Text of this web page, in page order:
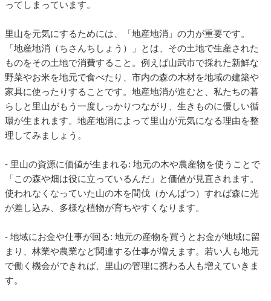
ってしまっています。
里山を元気にするためには、「地産地消」の力が重要です。
「地産地消（ちさんちしょう）」とは、その土地で生産された
ものをその土地で消費すること。例えば山武市で採れた新鮮な
野菜やお米を地元で食べたり、市内の森の木材を地域の建築や
家具に使ったりすることです。地産地消が進むと、私たちの暮
らしと里山がもう一度しっかりつながり、生きものに優しい循
環が生まれます。地産地消によって里山が元気になる理由を整
理してみましょう。
- 里山の資源に価値が生まれる: 地元の木や農産物を使うことで
「この森や畑は役に立っているんだ」と価値が見直されます。
使われなくなっていた山の木を間伐（かんばつ）すれば森に光
が差し込み、多様な植物が育ちやすくなります。
- 地域にお金や仕事が回る: 地元の産物を買うとお金が地域に留
まり、林業や農業など関連する仕事が増えます。若い人も地元
で働く機会ができれば、里山の管理に携わる人も増えていきま
す。